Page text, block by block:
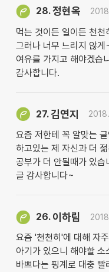
28.정현옥
먹는 것이든 일이든 천천
그러나 너무 느리지 않게
여유를 가지고 해야겠습
감사합니다.
27.김연지
요즘 저한테 꼭 알맞는
하고있는 제 자신과 더
공부가 더 안될때가 있
글 감사합니다~
26. 이하림
요즘 '천천히'에 대해 자
아기가 있으니 해야할 소
바쁘다는 핑계로 대충 빨